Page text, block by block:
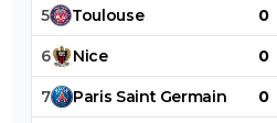
5 Toulouse 0
6 Nice 0
7 Paris Saint Germain 0